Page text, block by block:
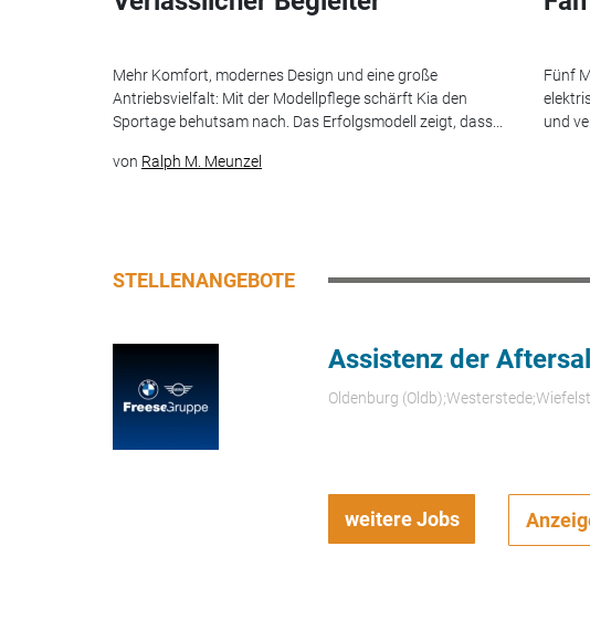
Mehr Komfort, modernes Design und eine große
Antriebsvielfalt: Mit der Modellpflege schärft Kia den
Sportage behutsam nach. Das Erfolgsmodell zeigt, dass...
von Ralph M. Meunzel
Fünf
und
STELLENANGEBOTE
Assistenz der
Oldenburg
weitere Jobs